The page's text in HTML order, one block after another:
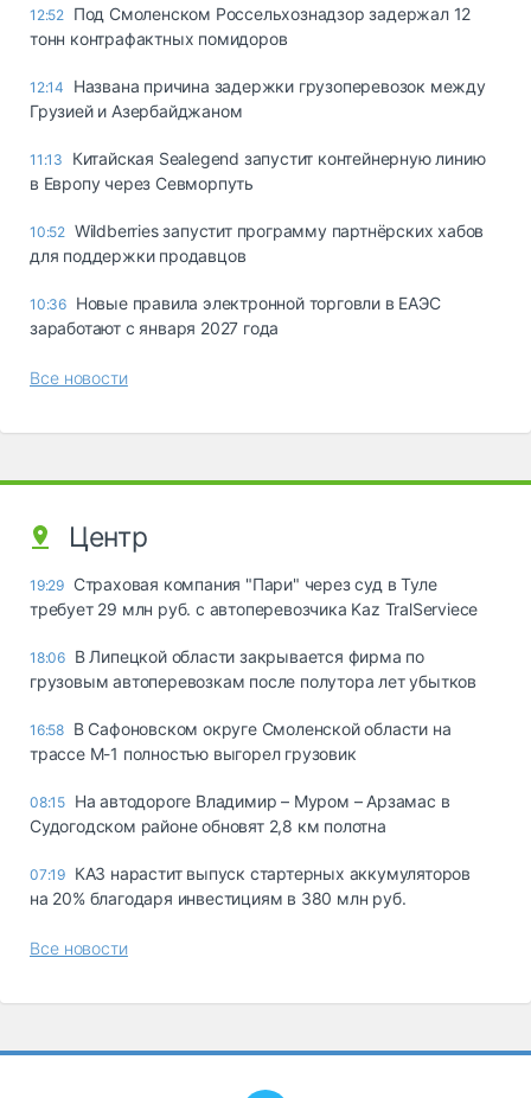
12:52 Под Смоленском Россельхознадзор задержал 12
тонн контрафактных помидоров
12:14
Названа причина задержки грузоперевозок между
Грузией и Азербайджаном
11:13
Китайская Sealegend запустит контейнерную линию
в Европу через Севморпуть
10:52 Wildberries запустит программу партнёрских хабов
для поддержки продавцов
10:36 Новые правила электронной торговли в ЕАЭС
заработают с января 2027 года
Все новости
Центр
19:29 Страховая компания "Пари" через суд в Туле
требует 29 млн руб. с автоперевозчика Kaz TralServiece
18:06 В Липецкой области закрывается фирма по
грузовым автоперевозкам после полутора лет убытков
16:58 В Сафоновском округе Смоленской области на
трассе М-1 полностью выгорел грузовик
08:15 На автодороге Владимир – Муром – Арзамас в
Судогодском районе обновят 2,8 км полотна
07:19 КАЗ нарастит выпуск стартерных аккумуляторов
на 20% благодаря инвестициям в 380 млн руб.
Все новости